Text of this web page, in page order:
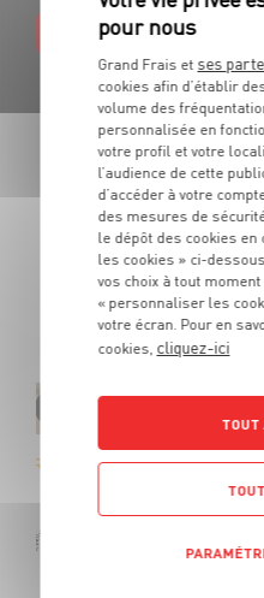
EN SAVOIR PLUS
LES
DE
Des produits de qualité et
De quoi cuisiner tous
Rosé AOC Tavel Acantalys
Grand Frais et ses
cookies afin d’établir
volume des
personnalisée en
votre profil et votre
l’audience de cette
d’accéder à votre
des mesures de
le dépôt des cookies
les cookies » ci-
vos choix à tout
« personnaliser les
votre écran. Pour en
cookies, cliquez-ici
TOUT